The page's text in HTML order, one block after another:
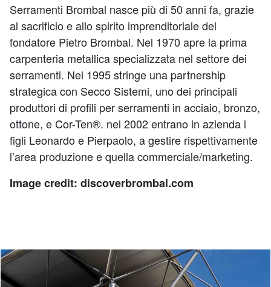
Serramenti Brombal nasce più di 50 anni fa, grazie
al sacrificio e allo spirito imprenditoriale del
fondatore Pietro Brombal. Nel 1970 apre la prima
carpenteria metallica specializzata nel settore dei
serramenti. Nel 1995 stringe una partnership
strategica con Secco Sistemi, uno dei principali
produttori di profili per serramenti in acciaio, bronzo,
ottone, e Cor-Ten®. nel 2002 entrano in azienda i
figli Leonardo e Pierpaolo, a gestire rispettivamente
l’area produzione e quella commerciale/marketing.
Image credit: discoverbrombal.com